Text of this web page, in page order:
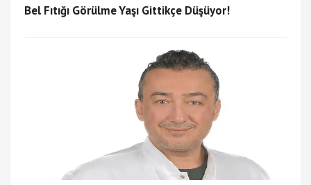
Bel Fıtığı Görülme Yaşı Gittikçe Düşüyor!